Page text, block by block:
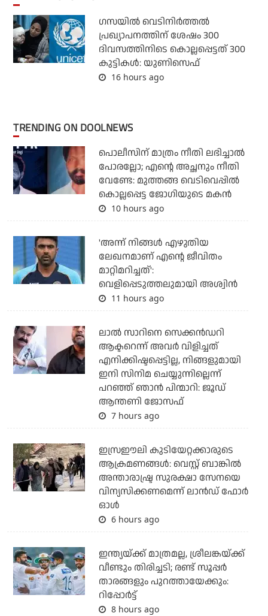
ഗസയില്‍ വെടിനിര്‍ത്തല്‍
പ്രഖ്യാപനത്തിന് ശേഷം 300
ദിവസത്തിനിടെ കൊല്ലപ്പെട്ടത് 300
കുട്ടികള്‍: യുണിസെഫ്
16 hours ago
TRENDING ON DOOLNEWS
പൊലീസിന് മാത്രം നീതി ലഭിച്ചാല്‍
പോരല്ലോ; എന്റെ അച്ഛനും നീതി
വേണ്ടേ: മുത്തങ്ങ വെടിവെപ്പില്‍
കൊല്ലപ്പെട്ട ജോഗിയുടെ മകന്‍
10 hours ago
'അന്ന് നിങ്ങള്‍ എഴുതിയ
ലേഖനമാണ് എന്റെ ജീവിതം
മാറ്റിമറിച്ചത്':
വെളിപ്പെടുത്തലുമായി അശ്വിന്‍
11 hours ago
ലാല്‍ സാറിനെ സെക്കന്‍ഡറി
ആക്ടറെന്ന് അവര്‍ വിളിച്ചത്
എനിക്കിഷ്ടപ്പെട്ടില്ല, നിങ്ങളുമായി
ഇനി സിനിമ ചെയ്യുന്നില്ലെന്ന്
പറഞ്ഞ് ഞാന്‍ പിന്മാറി: ജൂഡ്
ആന്തണി ജോസഫ്
7 hours ago
ഇസ്രഈലി കുടിയേറ്റക്കാരുടെ
ആക്രമണങ്ങള്‍: വെസ്റ്റ് ബാങ്കില്‍
അന്താരാഷ്ട്ര സുരക്ഷാ സേനയെ
വിന്യസിക്കണമെന്ന് ലാന്‍ഡ് ഫോര്‍
ഓള്‍
6 hours ago
ഇന്ത്യയ്ക്ക് മാത്രമല്ല, ശ്രീലങ്കയ്ക്ക്
വീണ്ടും തിരിച്ചടി; രണ്ട് സൂപ്പര്‍
താരങ്ങളും പുറത്തായേക്കും:
റിപ്പോര്‍ട്ട്
8 hours ago